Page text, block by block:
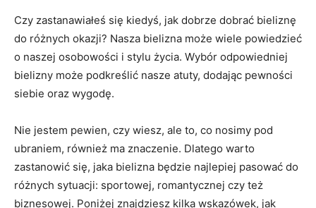
Czy zastanawiałeś się ⁤kiedyś, jak dobrze‍ dobrać bieliznę​
do różnych okazji? ⁢Nasza bielizna może wiele powiedzieć
o naszej‌ osobowości i stylu życia. ‍Wybór odpowiedniej
bielizny może‍ podkreślić ⁤nasze atuty, dodając pewności
siebie oraz wygodę.
Nie jestem pewien, czy wiesz, ‌ale to, ⁣co nosimy pod
ubraniem, ​również ma znaczenie. Dlatego warto
zastanowić się, jaka ‍bielizna będzie najlepiej ⁣pasować do
różnych sytuacji: sportowej, romantycznej czy też
biznesowej.‌ Poniżej znajdziesz kilka wskazówek, jak